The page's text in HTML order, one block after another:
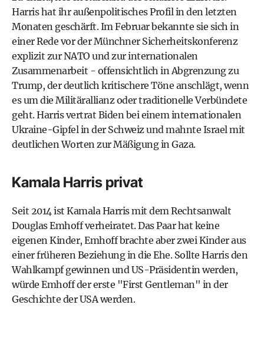
Harris hat ihr außenpolitisches Profil in den letzten
Monaten geschärft. Im Februar bekannte sie sich in
einer Rede vor der Münchner Sicherheitskonferenz
explizit zur NATO und zur internationalen
Zusammenarbeit - offensichtlich in Abgrenzung zu
Trump, der deutlich kritischere Töne anschlägt, wenn
es um die Militärallianz oder traditionelle Verbündete
geht. Harris vertrat Biden bei einem internationalen
Ukraine-Gipfel in der Schweiz und mahnte Israel mit
deutlichen Worten zur Mäßigung in Gaza.
Kamala Harris privat
Seit 2014 ist Kamala Harris mit dem Rechtsanwalt
Douglas Emhoffverheiratet. Das Paar hat keine
eigenen Kinder, Emhoff brachte aber zwei Kinder aus
einer früheren Beziehung in die Ehe. Sollte Harris den
Wahlkampf gewinnen und US-Präsidentin werden,
würde Emhoff der erste "First Gentleman" in der
Geschichte der USA werden.